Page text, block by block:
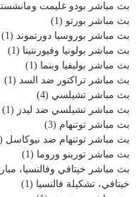
بث مباشر بودو غليمت
بث مباشر بورتو (1)
بث مباشر بوروسيا دورتموند (1)
بث مباشر بولونيا وفيورنتينا (1)
بث مباشر بوليفيا وبنما (1)
بث مباشر تراكتور ضد السد (1)
بث مباشر تشيلسي (4)
بث مباشر تشيلسي ضد ليدز (1)
بث مباشر توتنهام (3)
بث مباشر توتنهام ضد نيوكاسل (1)
بث مباشر تورينو وروما (1)
بث مباشر خيتافي وفالنسيا،
خيتافي، تشكيلة فالنسيا (1)